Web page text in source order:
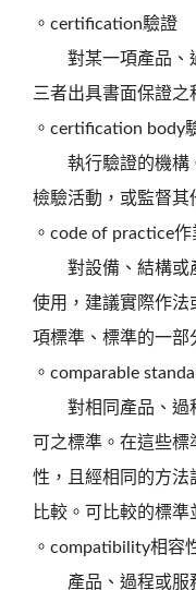
。certification驗證
對某一項產品、過
三者出具書面保證之
。certification body
執行驗證的機構
檢驗活動，或監督其
。code of practice作
對設備、結構或
使用，建議實際作法
項標準、標準的一部
。comparable
對相同產品、過
可之標準。在這些
性，且經相同的方法
比較。可比較的標準
。compatibility相容
產品、過程或服務